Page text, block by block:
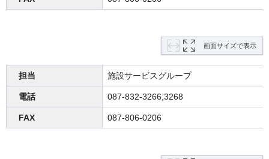
画面サイズで表示
担当 施設サービスグループ
電話 087-832-3266,3268
FAX 087-806-0206